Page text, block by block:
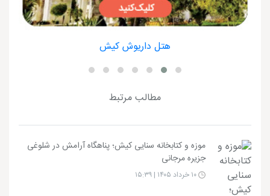
هتل داریوش کیش
مطالب مرتبط
موزه و کتابخانه سنایی کیش؛ پناهگاه آرامش در شلوغی
جزیره مرجانی